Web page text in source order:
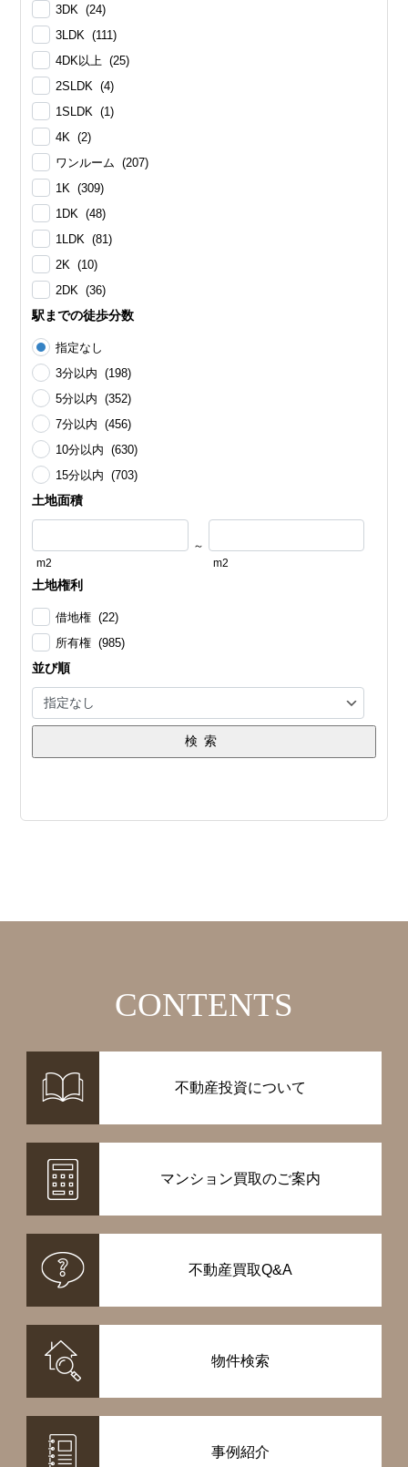
3DK (24)
3LDK (111)
4DK以上 (25)
2SLDK (4)
1SLDK (1)
4K (2)
ワンルーム (207)
1K (309)
1DK (48)
1LDK (81)
2K (10)
2DK (36)
駅までの徒歩分数
指定なし
3分以内 (198)
5分以内 (352)
7分以内 (456)
10分以内 (630)
15分以内 (703)
土地面積
m2
～
m2
土地権利
借地権 (22)
所有権 (985)
並び順
検索
CONTENTS
不動産投資について
マンション買取のご案内
不動産買取Q&A
物件検索
事例紹介